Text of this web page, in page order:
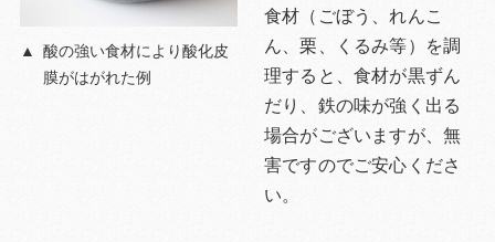
酸の強い食材により酸化皮
膜がはがれた例
食材（ごぼう、れんこ
ん、栗、くるみ等）を調
理すると、食材が黒ずん
だり、鉄の味が強く出る
場合がございますが、無
害ですのでご安心くださ
い。